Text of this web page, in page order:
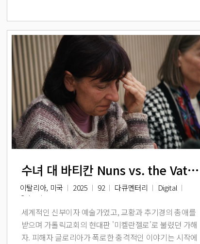
수녀 대 바티칸 Nuns vs. the Vatican
이탈리아, 미국 2025 92 다큐멘터리
Digital
Color
세계적인 신부이자 예술가였고, 교황과 추기경의 총애를
받으며 가톨릭교회의 현대판 '미켈란젤로'로 불렸던 가해
자. 피해자 글로리아가 폭로한 충격적인 이야기는 시작에